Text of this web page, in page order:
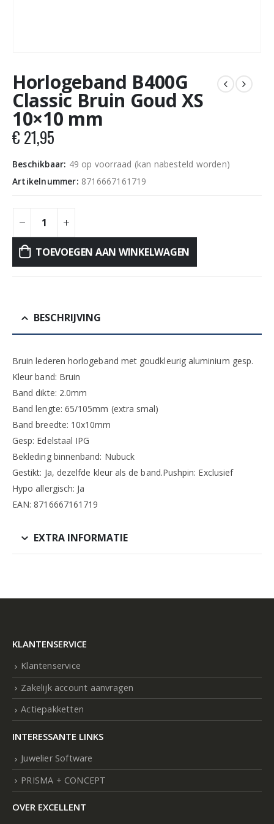
Horlogeband B400G
Classic Bruin Goud XS
10×10 mm
€ 21,95
Beschikbaar: 49 op voorraad (kan nabesteld worden)
Artikelnummer: 8716667161719
TOEVOEGEN AAN WINKELWAGEN
BESCHRIJVING
Bruin lederen horlogeband met goudkleurig aluminium gesp.
Kleur band: Bruin
Band dikte: 2.0mm
Band lengte: 65/105mm (extra smal)
Band breedte: 10x10mm
Gesp: Edelstaal IPG
Bekleding binnenband: Nubuck
Gestikt: Ja, dezelfde kleur als de band.Pushpin: Exclusief
Hypo allergisch: Ja
EAN: 8716667161719
EXTRA INFORMATIE
KLANTENSERVICE
Klantenservice
Zakelijk account aanvragen
Actiepakketten
INTERESSANTE LINKS
Juwelier Software
PRISMA + CONCEPT
OVER EXCELLENT